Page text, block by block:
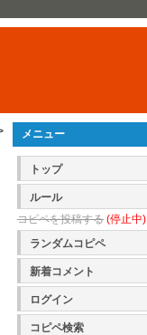
メニュー
トップ
ルール
コピペを投稿する (停止中)
ランダムコピペ
新着コメント
ログイン
コピペ検索